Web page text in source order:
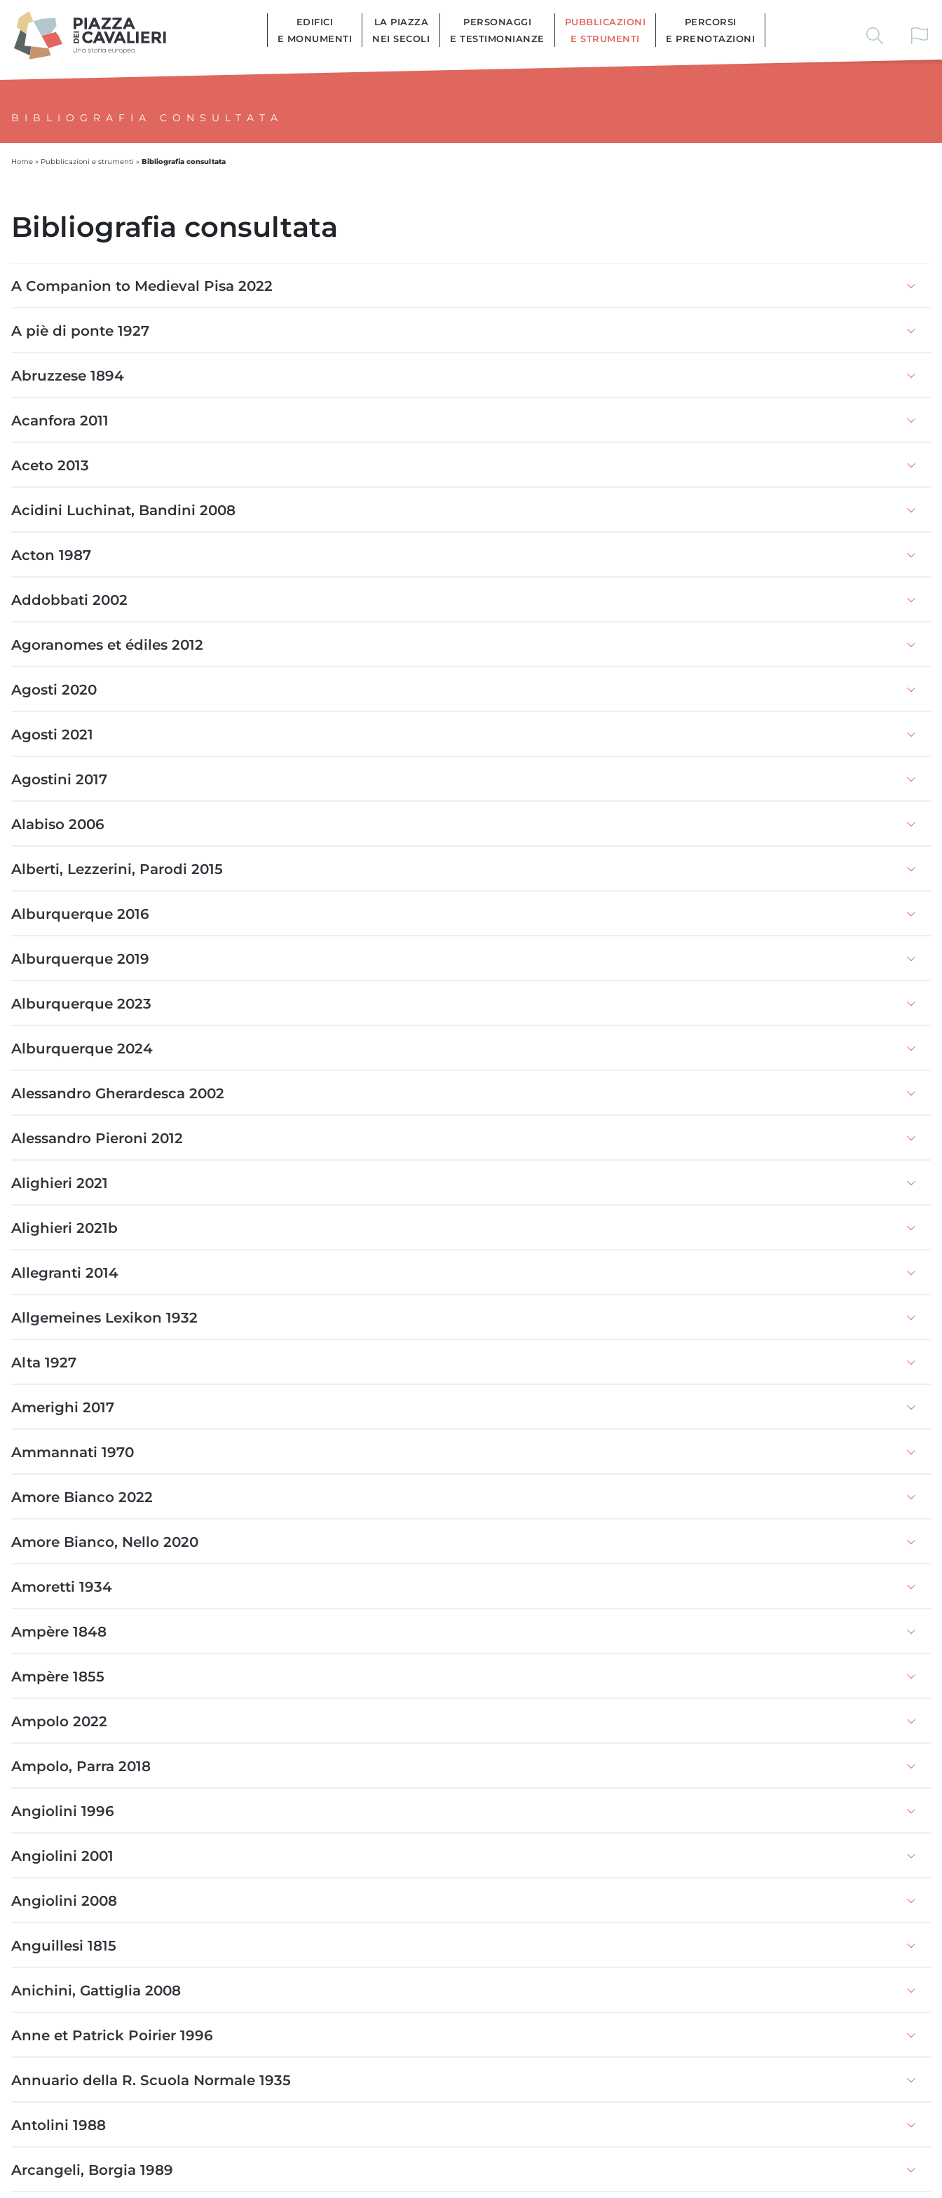
EDIFICI
E MONUMENTI
LA PIAZZA
NEI SECOLI
PERSONAGGI
E TESTIMONIANZE
PUBBLICAZIONI
E STRUMENTI
PERCORSI
E PRENOTAZIONI
BIBLIOGRAFIA CONSULTATA
Home » Pubblicazioni e strumenti » Bibliografia consultata
Bibliografia consultata
A Companion to Medieval Pisa 2022
A piè di ponte 1927
Abruzzese 1894
Acanfora 2011
Aceto 2013
Acidini Luchinat, Bandini 2008
Acton 1987
Addobbati 2002
Agoranomes et édiles 2012
Agosti 2020
Agosti 2021
Agostini 2017
Alabiso 2006
Alberti, Lezzerini, Parodi 2015
Alburquerque 2016
Alburquerque 2019
Alburquerque 2023
Alburquerque 2024
Alessandro Gherardesca 2002
Alessandro Pieroni 2012
Alighieri 2021
Alighieri 2021b
Allegranti 2014
Allgemeines Lexikon 1932
Alta 1927
Amerighi 2017
Ammannati 1970
Amore Bianco 2022
Amore Bianco, Nello 2020
Amoretti 1934
Ampère 1848
Ampère 1855
Ampolo 2022
Ampolo, Parra 2018
Angiolini 1996
Angiolini 2001
Angiolini 2008
Anguillesi 1815
Anichini, Gattiglia 2008
Anne et Patrick Poirier 1996
Annuario della R. Scuola Normale 1935
Antolini 1988
Arcangeli, Borgia 1989